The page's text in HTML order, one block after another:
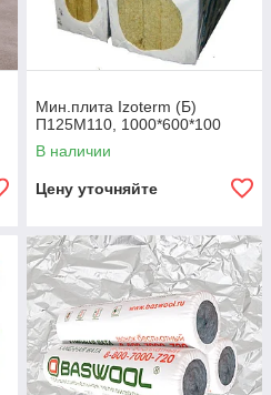
Мин.плита Izoterm (Б)
П125М110, 1000*600*100
В наличии
Цену уточняйте